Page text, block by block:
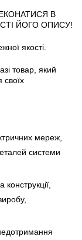
В
ЙОГО ОПИСУ!
якості.
товар, який
своїх
мереж,
системи